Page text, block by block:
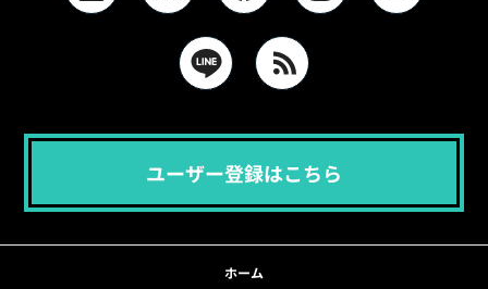
ユーザー登録はこちら
ホーム